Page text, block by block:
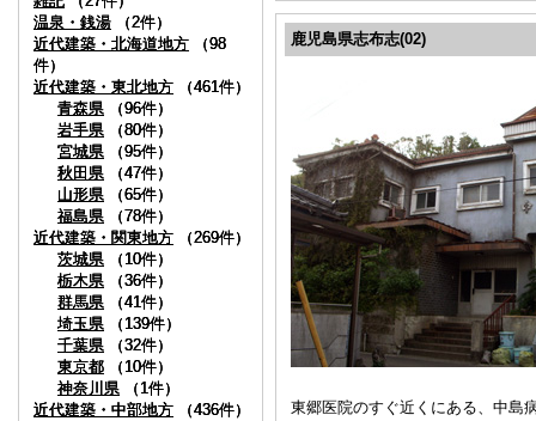
温泉・銭湯 （2件）
近代建築・北海道地方 （98
件）
近代建築・東北地方 （461件）
青森県 （96件）
岩手県 （80件）
宮城県 （95件）
秋田県 （47件）
山形県 （65件）
福島県 （78件）
近代建築・関東地方 （269件）
茨城県 （10件）
栃木県 （36件）
群馬県 （41件）
埼玉県 （139件）
千葉県 （32件）
東京都 （10件）
神奈川県 （1件）
近代建築・中部地方 （436件）
温泉・銭湯 （2件）
近代建築・北海道地方 （98
件）
近代建築・東北地方 （461件）
青森県 （96件）
岩手県 （80件）
宮城県 （95件）
秋田県 （47件）
山形県 （65件）
福島県 （78件）
近代建築・関東地方 （269件）
茨城県 （10件）
栃木県 （36件）
群馬県 （41件）
埼玉県 （139件）
千葉県 （32件）
東京都 （10件）
神奈川県 （1件）
近代建築・中部地方 （436件）
鹿児島県志布志(02)
東郷医院のすぐ近くにある、中島
温泉・銭湯 （2件）
近代建築・北海道地方 （98
件）
近代建築・東北地方 （461件）
青森県 （96件）
岩手県 （80件）
宮城県 （95件）
秋田県 （47件）
山形県 （65件）
福島県 （78件）
近代建築・関東地方 （269件）
茨城県 （10件）
栃木県 （36件）
群馬県 （41件）
埼玉県 （139件）
千葉県 （32件）
東京都 （10件）
神奈川県 （1件）
近代建築・中部地方 （436件）